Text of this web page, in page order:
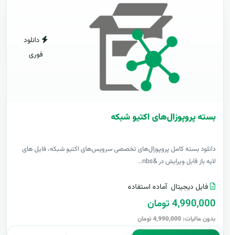
دانلود
فوری
بسته پروپوزال‌های اکتیو شبکه
دانلود بسته کامل پروپوزال‌های تخصصی سرویس‌های اکتیو شبکه، فایل های
لایه باز قابل ویرایش در &nbs..
فایل دیجیتال آماده استفاده
4,990,000 تومان
بدون مالیات: 4,990,000 تومان